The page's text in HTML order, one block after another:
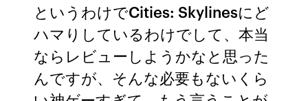
というわけでCities: Skylinesにど
ハマりしているわけでして、本当
ならレビューしようかなと思った
んですが、そんな必要もないくら